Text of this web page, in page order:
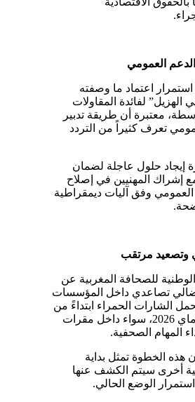
الدعم العمومي
استمرار اعتماد ما وصفته
الهزيل” لفائدة المقاولات
معتبرة أن طريقة تدبير
تعرف كثيراً من التردد
إيجاد حلول عاجلة لضمان
إشراك المهنيين في إصلاح
وفق آليات ديمقراطية
وتصعيد مرتقب
الوطنية للصحافة المغربية عن
نضالي تصاعدي داخل المؤسسات
بحمل الشارات الحمراء ابتداءً من
يوم الخميس 7 ماي 2026، سواء داخل مقرات
المهام الصحفية.
هذه الخطوة تمثل بداية
أخرى سيتم الكشف عنها
الوضع الحالي.